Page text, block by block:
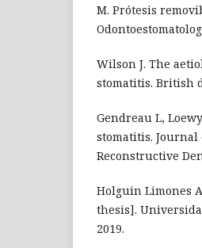
M. Prótesis
Wilson J. The
stomatitis. British
Gendreau L,
stomatitis.
Reconstructive
Holguin Limones
thesis].
2019.